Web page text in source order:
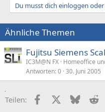
Du musst dich einloggen
Ähnliche Themen
Fujitsu Siemens
IC3M@N FX Homeoffice
Antworten 0 30. Juni 2005
Teilen: FacebookX (Twitter)
Bluesky